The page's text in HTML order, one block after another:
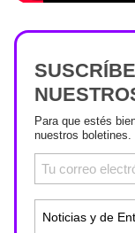
Para que estés
nuestros boletines.